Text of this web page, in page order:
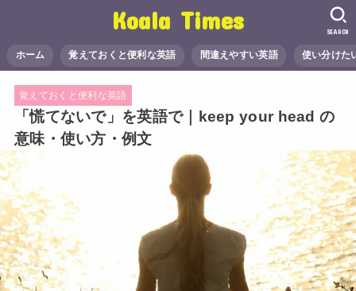
Koala Times
ホーム 覚えておくと便利な英語 間違えやすい英語 使い分けた
SEARCH
覚えておくと便利な英語
「慌てないで」を英語で｜keep your head の
意味・使い方・例文